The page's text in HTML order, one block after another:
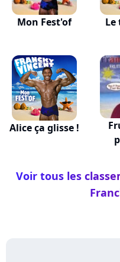
Mon Fest'of Le
Alice ça glisse !
Voir tous les